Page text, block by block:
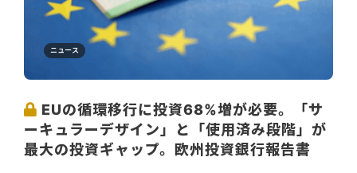
ニュース
EUの循環移行に投資68%増が必要。「サ
ーキュラーデザイン」と「使用済み段階」が
最大の投資ギャップ。欧州投資銀行報告書